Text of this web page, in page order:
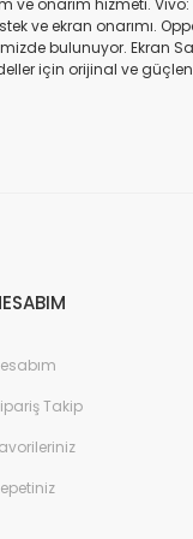
ve onarım hizmeti.
ve ekran onarımı.
bulunuyor. Ekran
için orijinal ve
değişimi Neden
Takip